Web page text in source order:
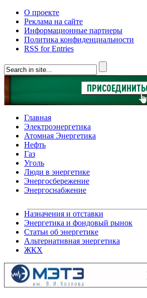
О проекте
Реклама на сайте
Информационные партнеры
Политика конфиденциальности
RSS for Entries
Главная
Электроэнергетика
Атомная Энергетика
Нефть
Газ
Уголь
Люди в энергетике
Энергосбережение
Энергоснабжение
Назначения и отставки
Энергетика и фондовый рынок
Статьи об энергетике
Альтернативная энергетика
ЖКХ